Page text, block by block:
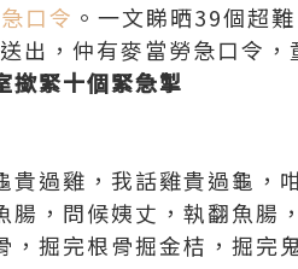
急口令 。一文睇晒39個超
出，仲有麥當勞急口令，
撳緊十個緊急掣
過雞，我話雞貴過龜，
，問候姨丈，執翻魚腸
掘完根骨掘金桔，掘完